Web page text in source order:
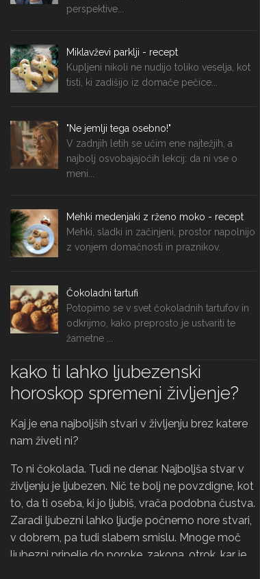
perspektive...
Miklavževi parklji - recept
Kupljeni nikoli ne nudijo toliko veselja, kot
tisti, ki zadišijo iz domače pečice...
"Ne jemlji tega osebno!"
V zadnjih letih se učim ene najtežjih, a
najbolj osvobajajočih lekcij: da ni vse o
meni...
Mehki medenjaki z rženo moko - recept
Mehki, sladki in začinjeni, prostor napolnijo
z vonjem domačnosti in praznikov.
Čokoladni tartufi
Potopimo se v svet čokoladnih tartufov in
odkrijmo, kako preprosto je ustvariti te
žametne ...
kako ti lahko ljubezenski
horoskop spremeni življenje?
Kaj je ena najboljših stvari v življenju brez katere
nam živeti ni?
To ni čokolada. Tudi ne denar. Najboljša stvar v
življenju je ljubezen. Nič te bolj ne povzdigne, kot
to, da ti oseba, ki jo ljubiš, vrača podobna čustva.
Zaradi ljubezni lahko ljudje počnemo nore stvari,
v dobrem, pa tudi slabem smislu. Mnoge moč
ljubezni pripelje do poroke, zakona, otrok, kar je